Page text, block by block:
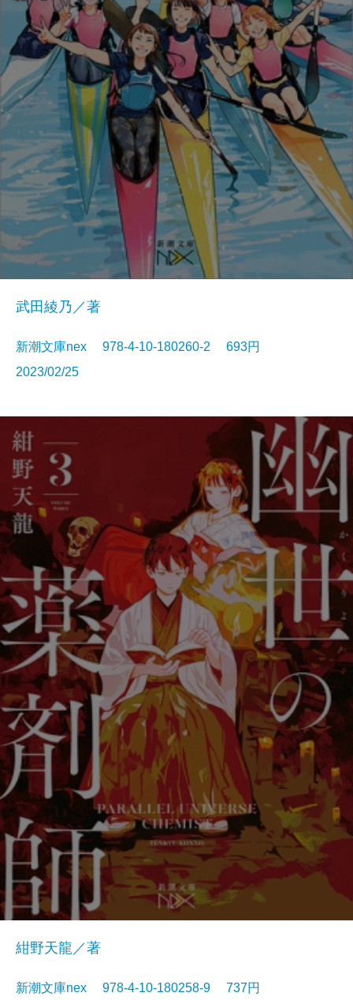
武田綾乃／著
新潮文庫nex 978-4-10-180260-2 693円
2023/02/25
紺野天龍／著
新潮文庫nex 978-4-10-180258-9 737円